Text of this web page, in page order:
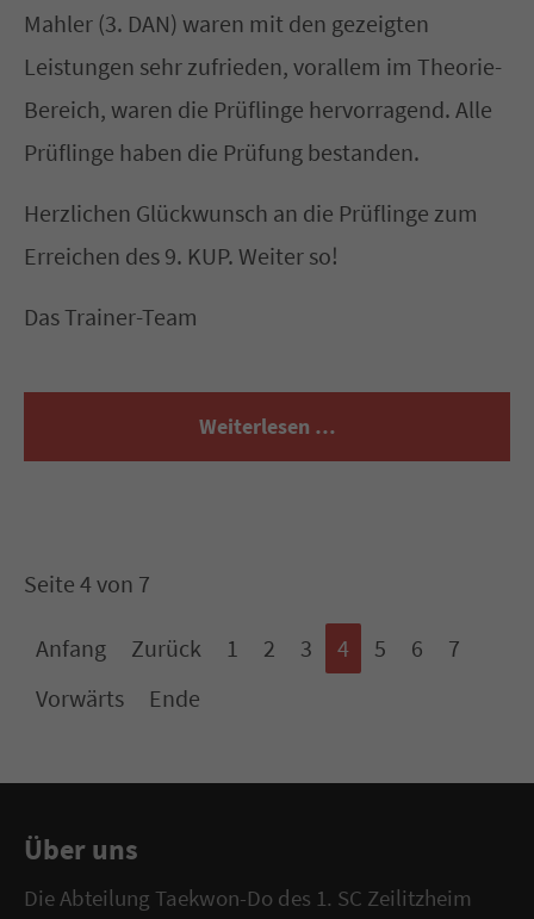
Mahler (3. DAN) waren mit den gezeigten
Leistungen sehr zufrieden, vorallem im Theorie-
Bereich, waren die Prüflinge hervorragend. Alle
Prüflinge haben die Prüfung bestanden.
Herzlichen Glückwunsch an die Prüflinge zum
Erreichen des 9. KUP. Weiter so!
Das Trainer-Team
Weiterlesen …
Seite 4 von 7
Anfang Zurück 1 2 3 4 5 6
7
Vorwärts
Ende
Über uns
Die Abteilung Taekwon-Do des 1. SC Zeilitzheim